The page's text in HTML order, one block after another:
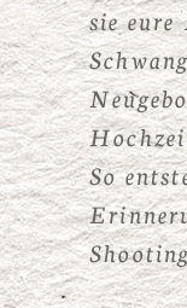
sie
So